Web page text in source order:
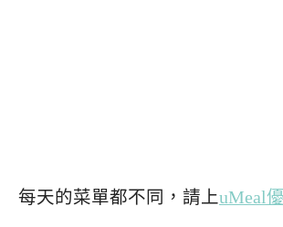
每天的菜單都不同，請上uMeal